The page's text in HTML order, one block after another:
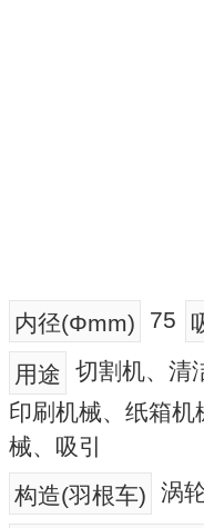
内径(Φmm) 75
用途
切割机、清
印刷机械、纸箱
械、吸引
构造(羽根车)
涡